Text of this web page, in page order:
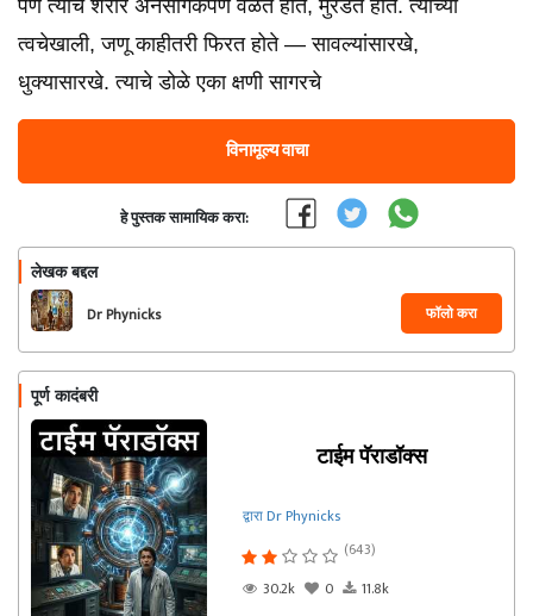
पण त्याचे शरीर अनैसर्गिकपणे वळत होते, मुरडत होते. त्याच्या
त्वचेखाली, जणू काहीतरी फिरत होते — सावल्यांसारखे,
धुक्यासारखे. त्याचे डोळे एका क्षणी सागरचे
विनामूल्य वाचा
हे पुस्तक सामायिक करा:
लेखक बद्दल
Dr Phynicks फॉलो करा
पूर्ण कादंबरी
टाईम पॅराडॉक्स
द्वारा Dr Phynicks
(643)
30.2k
0 11.8k